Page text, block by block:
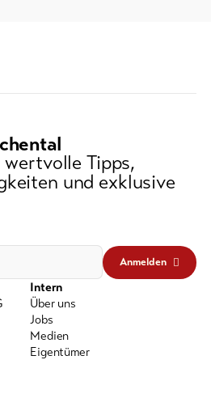
Tipps,
und exklusive
Anmelden
Intern
Über uns
Jobs
Medien
Eigentümer